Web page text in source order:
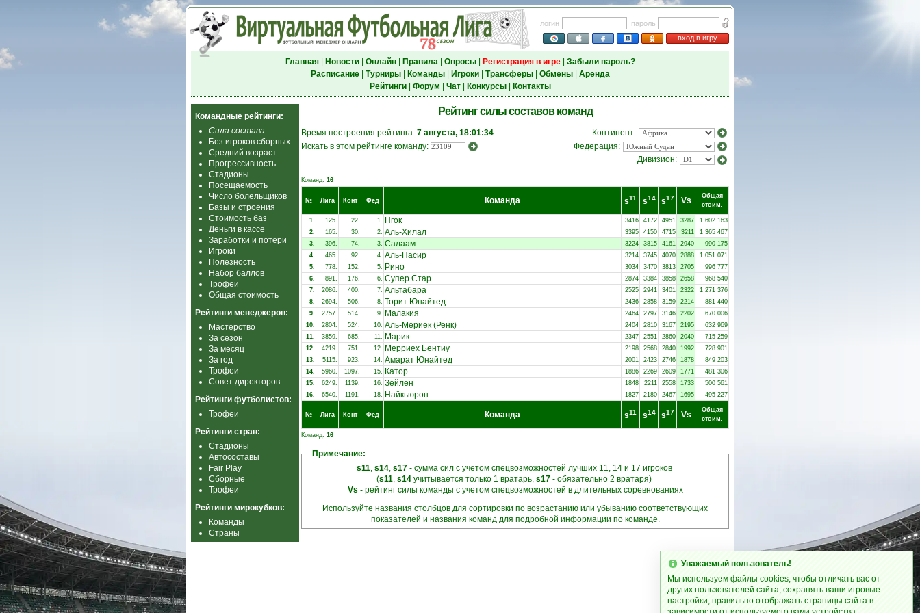
логин
пароль
вход в игру
Главная| Новости| Онлайн| Правила| Опросы| Регистрация в игре| Забыли пароль?
Расписание| Турниры| Команды| Игроки| Трансферы| Обмены| Аренда
Рейтинги| Форум Чат| Конкурсы| Контакты
Командные рейтинги:
Сила состава
Без игроков сборных
Средний возраст
Прогрессивность
Стадионы
Посещаемость
Число болельщиков
Базы и строения
Стоимость баз
Деньги в кассе
Заработки и потери
Игроки
Полезность
Набор баллов
Трофеи
Общая стоимость
Рейтинги менеджеров:
Мастерство
За сезон
За месяц
За год
Трофеи
Совет директоров
Рейтинги футболистов:
Трофеи
Рейтинги стран:
Стадионы
Автосоставы
Fair Play
Сборные
Трофеи
Рейтинги мирокубков:
Команды
Страны
Рейтинг силы составов команд
Время построения рейтинга: 7 августа, 18:01:34
Континент:
Искать в этом рейтинге команду:
Федерация:
Дивизион:
Команд: 16
№ Лига Конт Фед Команда s11 s14 s17 Vs
Общая
стоим.
1. 125. 22. 1. Нгок 3416 4172 4951 3287
1 602 163
2.
165. 30. 2. Аль-Хилал 3395 4150 4715 3211
1 365 467
3.
396. 74. 3. Салаам 3224 3815 4161 2940
990 175
4.
465. 92. 4. Аль-Насир 3214 3745 4070 2888
1 051 071
5.
778. 152. 5. Рино 3034 3470 3813 2705
996 777
6.
891. 176. 6. Супер Стар 2874 3384 3858 2658
968 540
7.
2086. 400. 7. Альтабара 2525 2941 3401 2322
1 271 376
8.
2694. 506. 8. Торит Юнайтед 2436 2858 3159 2214
881 440
9.
2757. 514. 9. Малакия 2464 2797 3146 2202
670 006
10.
2804. 524. 10. Аль-Мериек (Ренк) 2404 2810 3167 2195
632 969
11.
3859. 685. 11. Марик 2347 2551 2860 2040
715 259
12.
4219. 751. 12. Мерриех Бентиу 2198 2568 2840 1992
728 901
13.
5115. 923. 14. Амарат Юнайтед 2001 2423 2746 1878
849 203
14.
5960. 1097. 15. Катор 1886 2269 2609 1771
481 306
15.
6249. 1139. 16. Зейлен 1848 2211 2558 1733
500 561
16.
6540. 1191. 18. Найкьюрон 1827 2180 2467 1695 495 227
№ Лига Конт Фед Команда s11 s14 s17 Vs
Общая
стоим.
Команд: 16
Примечание:
s11, s14, s17- сумма сил с учетом спецвозможностей лучших 11, 14 и 17 игроков
(s11, s14 учитывается только 1 вратарь, s17 - обязательно 2 вратаря)
Vs - рейтинг силы команды с учетом спецвозможностей в длительных соревнованиях
Используйте названия столбцов для сортировки по возрастанию или убыванию соответствующих
показателей и названия команд для подробной информации по команде.
Уважаемый пользователь!
Мы используем файлы cookies, чтобы отличать вас от
других пользователей сайта, сохранять ваши игровые
настройки, правильно отображать страницы сайта в